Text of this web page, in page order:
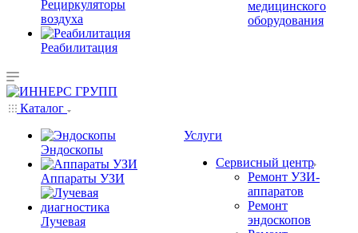
Рециркуляторы
воздуха
Реабилитация
медицинского
оборудования
Каталог
Эндоскопы
Аппараты УЗИ
Лучевая
Услуги
Сервисный центр
Ремонт УЗИ-
аппаратов
Ремонт
эндоскопов